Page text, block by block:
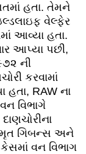
હતા. તેમને
વેલ્ફેર
આવ્યા હતા.
આપ્યા પછી,
ની
કરવામાં
હતા, RAW ના
વિભાગે
મૃત ગિબન્સ અને
વન વિભાગ